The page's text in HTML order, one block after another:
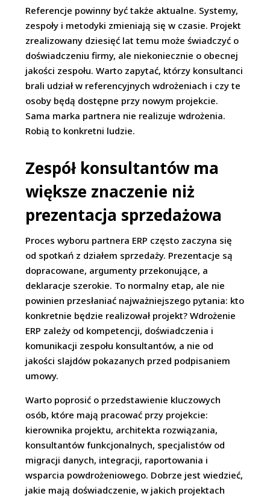
Referencje powinny być także aktualne. Systemy,
zespoły i metodyki zmieniają się w czasie. Projekt
zrealizowany dziesięć lat temu może świadczyć o
doświadczeniu firmy, ale niekoniecznie o obecnej
jakości zespołu. Warto zapytać, którzy konsultanci
brali udział w referencyjnych wdrożeniach i czy te
osoby będą dostępne przy nowym projekcie.
Sama marka partnera nie realizuje wdrożenia.
Robią to konkretni ludzie.
Zespół konsultantów ma
większe znaczenie niż
prezentacja sprzedażowa
Proces wyboru partnera ERP często zaczyna się
od spotkań z działem sprzedaży. Prezentacje są
dopracowane, argumenty przekonujące, a
deklaracje szerokie. To normalny etap, ale nie
powinien przesłaniać najważniejszego pytania: kto
konkretnie będzie realizował projekt? Wdrożenie
ERP zależy od kompetencji, doświadczenia i
komunikacji zespołu konsultantów, a nie od
jakości slajdów pokazanych przed podpisaniem
umowy.
Warto poprosić o przedstawienie kluczowych
osób, które mają pracować przy projekcie:
kierownika projektu, architekta rozwiązania,
konsultantów funkcjonalnych, specjalistów od
migracji danych, integracji, raportowania i
wsparcia powdrożeniowego. Dobrze jest wiedzieć,
jakie mają doświadczenie, w jakich projektach